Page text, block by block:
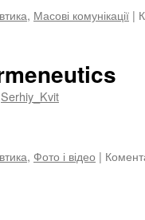
, Масові комунікації |
Serhiy_Kvit
, Фото і відео |